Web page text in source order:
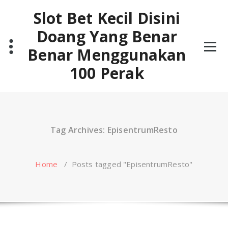
Slot Bet Kecil Disini
Doang Yang Benar
Benar Menggunakan
100 Perak
Tag Archives: EpisentrumResto
Home / Posts tagged "EpisentrumResto"